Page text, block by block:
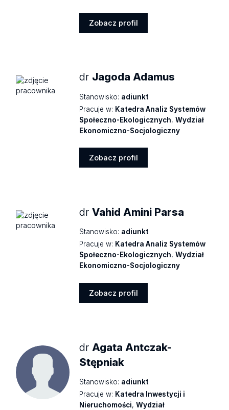
Zobacz profil
dr Jagoda Adamus
Stanowisko: adiunkt
Pracuje w: Katedra Analiz Systemów
Społeczno-Ekologicznych,Wydział
Ekonomiczno-Socjologiczny
Zobacz profil
drVahid Amini Parsa
Stanowisko: adiunkt
Pracuje w: Katedra Analiz Systemów
Społeczno-Ekologicznych,Wydział
Ekonomiczno-Socjologiczny
Zobacz profil
dr Agata Antczak-
Stępniak
Stanowisko: adiunkt
Pracuje w: Katedra Inwestycji i
Nieruchomości,Wydział